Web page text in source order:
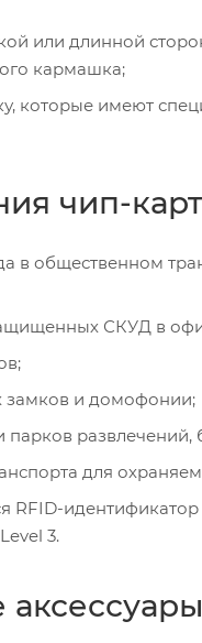
или длинной
кармашка;
которые имеют
чип-карт
в общественном
СКУД в
замков и домофонии;
для
RFID-
3.